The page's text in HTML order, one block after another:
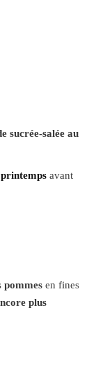
sucrée-salée au
avant
pommes en fines
plus